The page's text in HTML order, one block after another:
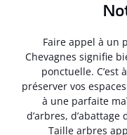
Faire appel à un
Chevagnes signifie
ponctuelle. C’est
préserver vos
à une parfaite
d’arbres,
Taille arbres